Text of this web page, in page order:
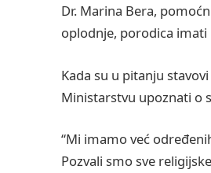
Dr. Marina Bera,
oplodnje, porodica
Kada su u pitanju
Ministarstvu upoznati o
“Mi imamo već
Pozvali smo sve